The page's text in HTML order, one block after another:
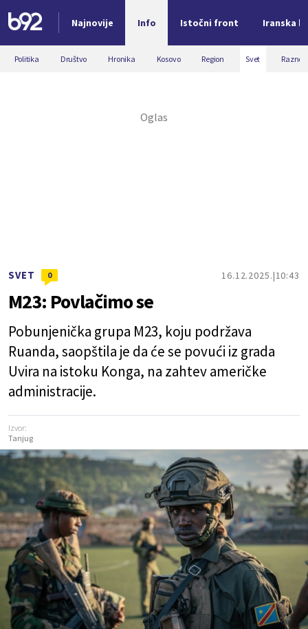
Najnovije Info Istočni front Iranska
Nova vest
Politika Društvo Hronika Kosovo Region Svet Razno
SVET 0 16.12.2025. 10:43
M23: Povlačimo se
Pobunjenička grupa M23, koju podržava
Ruanda, saopštila je da će se povući iz grada
Uvira na istoku Konga, na zahtev američke
administracije.
Izvor:
Tanjug